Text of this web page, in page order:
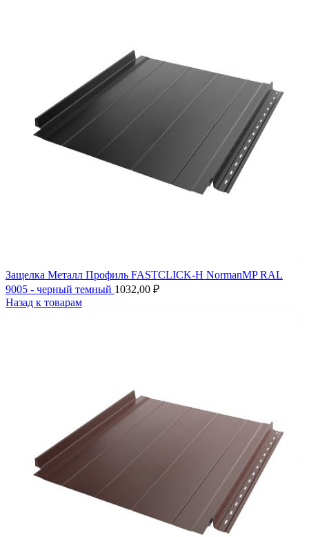
Защелка Металл Профиль FASTCLICK-Н NormanMP RAL
9005 - черный темный 1032,00 ₽
Назад к товарам